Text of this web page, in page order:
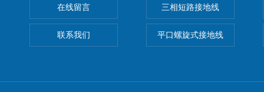
在线留言
联系我们
三相短路接地线
平口螺旋式接地线